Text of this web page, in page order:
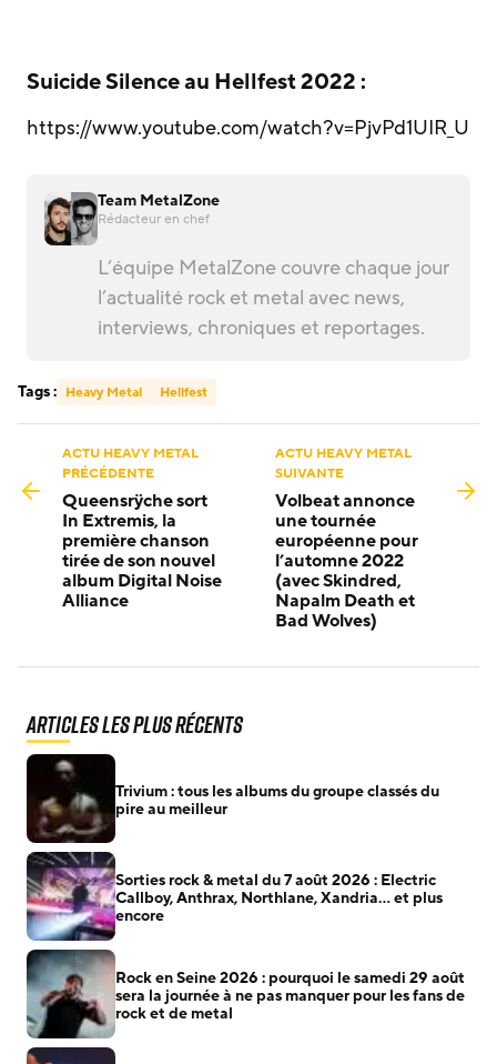
Suicide Silence au Hellfest 2022 :
https://www.youtube.com/watch?v=PjvPd1UIR_U
Team MetalZone
Rédacteur en chef
L’équipe MetalZone couvre chaque jour
l’actualité rock et metal avec news,
interviews, chroniques et reportages.
Tags : Heavy Metal Hellfest
ACTU HEAVY METAL
PRÉCÉDENTE
Queensrÿche sort
In Extremis, la
première chanson
tirée de son nouvel
album Digital Noise
Alliance
ACTU HEAVY METAL
SUIVANTE
Volbeat annonce
une tournée
européenne pour
l’automne 2022
(avec Skindred,
Napalm Death et
Bad Wolves)
Articles les plus récents
Trivium : tous les albums du groupe classés du
pire au meilleur
Sorties rock & metal du 7 août 2026 : Electric
Callboy, Anthrax, Northlane, Xandria… et plus
encore
Rock en Seine 2026 : pourquoi le samedi 29 août
sera la journée à ne pas manquer pour les fans de
rock et de metal